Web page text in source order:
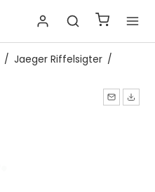
/ Jaeger Riffelsigter /